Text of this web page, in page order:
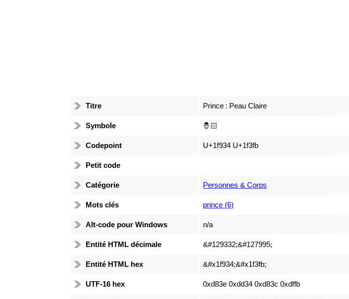
Titre Prince : Peau Claire
Symbole 🤴🏻
Codepoint U+1f934 U+1f3fb
Petit code
Catégorie Personnes & Corps
Mots clés prince (6)
Alt-code pour Windows n/a
Entité HTML décimale &#129332;&#127995;
Entité HTML hex &#x1f934;&#x1f3fb;
UTF-16 hex 0xd83e 0xdd34 0xd83c 0xdffb